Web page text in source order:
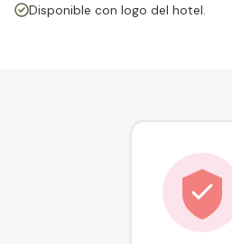
Disponible con logo del hotel.